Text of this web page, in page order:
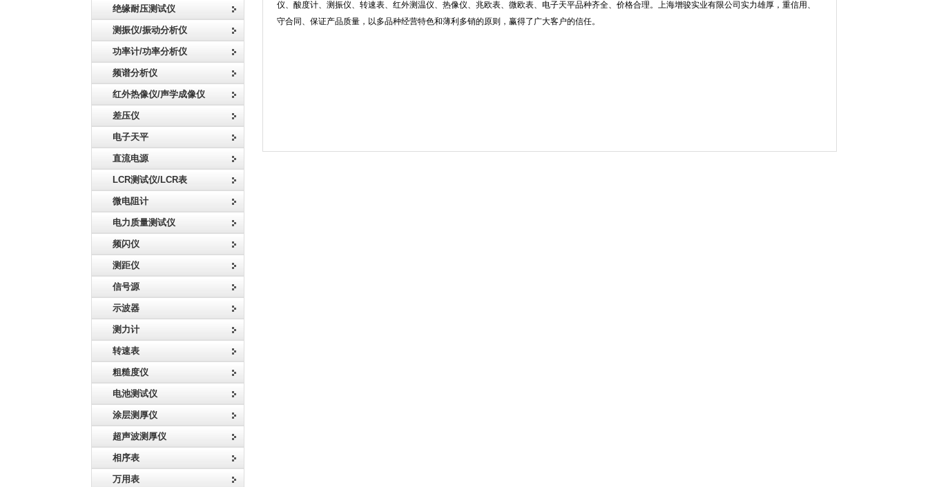
绝缘耐压测试仪
测振仪/振动分析仪
功率计/功率分析仪
频谱分析仪
红外热像仪/声学成像仪
差压仪
电子天平
直流电源
LCR测试仪/LCR表
微电阻计
电力质量测试仪
频闪仪
测距仪
信号源
示波器
测力计
转速表
粗糙度仪
电池测试仪
涂层测厚仪
超声波测厚仪
相序表
万用表
仪、酸度计、测振仪、转速表、红外测温仪、热像仪、兆欧表、微欧表、电子天平品种齐全、价格合理。上海增骏实业有限公司实力雄厚，重信用、
守合同、保证产品质量，以多品种经营特色和薄利多销的原则，赢得了广大客户的信任。